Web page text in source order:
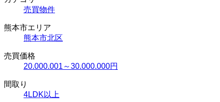
売買物件
熊本市エリア
熊本市北区
売買価格
20.000.001～30.000.000円
間取り
4LDK以上